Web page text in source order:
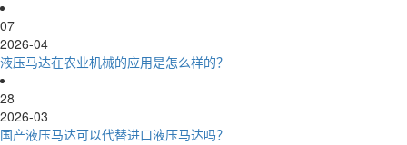
07
2026-04
液压马达在农业机械的应用是怎么样的？
28
2026-03
国产液压马达可以代替进口液压马达吗？